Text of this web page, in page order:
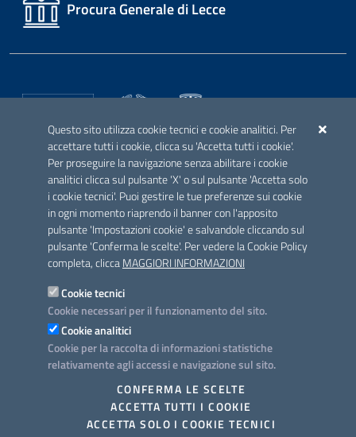
Questo sito utilizza cookie tecnici e cookie analitici. Per
accettare tutti i cookie, clicca su 'Accetta tutti i cookie'.
Per proseguire la navigazione senza abilitare i cookie
analitici clicca sul pulsante 'X' o sul pulsante 'Accetta solo
i cookie tecnici'. Puoi gestire le tue preferenze sui cookie
in ogni momento riaprendo il banner con l'apposito
pulsante 'Impostazioni cookie' e salvandole cliccando sul
pulsante 'Conferma le scelte'. Per vedere la Cookie Policy
completa, cliccaMAGGIORI INFORMAZIONI
Cookie tecnici
Cookie necessari per il funzionamento del sito.
Cookie analitici
Cookie per la raccolta di informazioni statistiche
relativamente agli accessi e navigazione sul sito.
CONFERMA LE SCELTE
ACCETTA TUTTI I COOKIE
ACCETTA SOLO I COOKIE TECNICI
Procura Generale di Lecce
UFFICI GIUDIZIARI ABILITATI
Procura della Repubblica presso il Tribunale di Trani
Corte d'Appello di Bari
Procura della Repubblica presso il Tribunale di Bari
Procura Generale di Bari
Procura Generale di Lecce
Procura per i Minorenni di Taranto
Tribunale di Sorveglianza di Bari
Ufficio di Sorveglianza di Bari
Informativa privacy